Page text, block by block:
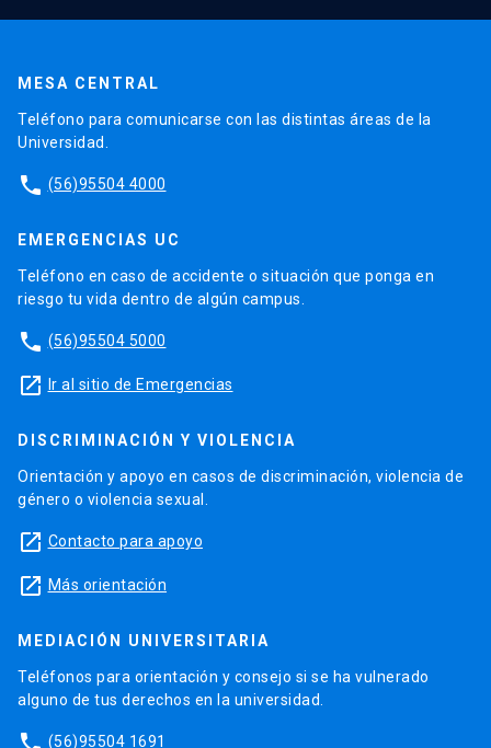
MESA CENTRAL
Teléfono para comunicarse con las distintas áreas de la
Universidad.
phone (56)95504 4000
EMERGENCIAS UC
Teléfono en caso de accidente o situación que ponga en
riesgo tu vida dentro de algún campus.
phone (56)95504 5000
launch Ir al sitio de Emergencias
DISCRIMINACIÓN Y VIOLENCIA
Orientación y apoyo en casos de discriminación, violencia de
género o violencia sexual.
launch Contacto para apoyo
launch Más orientación
MEDIACIÓN UNIVERSITARIA
Teléfonos para orientación y consejo si se ha vulnerado
alguno de tus derechos en la universidad.
(56)95504 1691